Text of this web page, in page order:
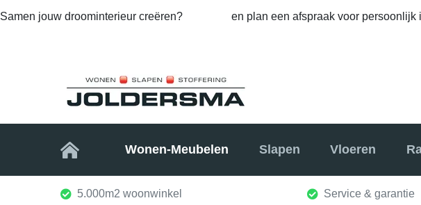
Samen jouw droominterieur creëren? en plan een afspraak voor
Home Wonen-Meubelen Slapen Vloeren
5.000m2 woonwinkel Service & garantie